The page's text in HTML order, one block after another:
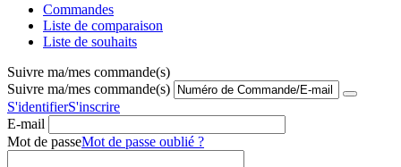
Commandes
Liste de comparaison
Liste de souhaits
Suivre ma/mes commande(s)
Suivre ma/mes commande(s)
S'identifierS'inscrire
E-mail
Mot de passeMot de passe oublié ?